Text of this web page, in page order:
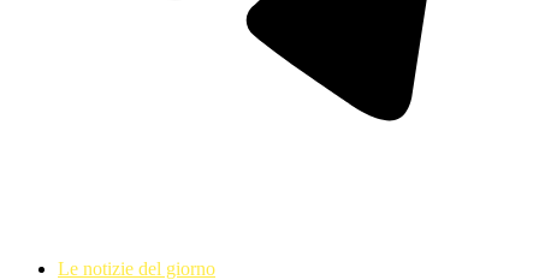
Le notizie del giorno